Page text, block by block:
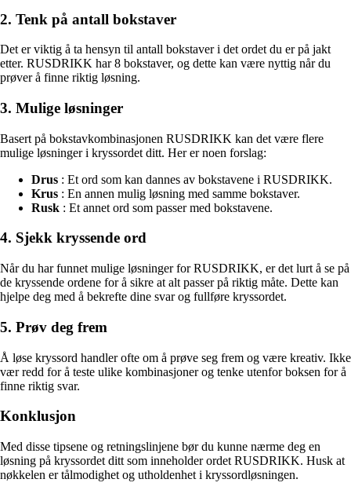
2. Tenk på antall bokstaver
Det er viktig å ta hensyn til antall bokstaver i det ordet du er på jakt
etter. RUSDRIKK har 8 bokstaver, og dette kan være nyttig når du
prøver å finne riktig løsning.
3. Mulige løsninger
Basert på bokstavkombinasjonen RUSDRIKK kan det være flere
mulige løsninger i kryssordet ditt. Her er noen forslag:
Drus : Et ord som kan dannes av bokstavene i RUSDRIKK.
Krus : En annen mulig løsning med samme bokstaver.
Rusk : Et annet ord som passer med bokstavene.
4. Sjekk kryssende ord
Når du har funnet mulige løsninger for RUSDRIKK, er det lurt å se på
de kryssende ordene for å sikre at alt passer på riktig måte. Dette kan
hjelpe deg med å bekrefte dine svar og fullføre kryssordet.
5. Prøv deg frem
Å løse kryssord handler ofte om å prøve seg frem og være kreativ. Ikke
vær redd for å teste ulike kombinasjoner og tenke utenfor boksen for å
finne riktig svar.
Konklusjon
Med disse tipsene og retningslinjene bør du kunne nærme deg en
løsning på kryssordet ditt som inneholder ordet RUSDRIKK. Husk at
nøkkelen er tålmodighet og utholdenhet i kryssordløsningen.